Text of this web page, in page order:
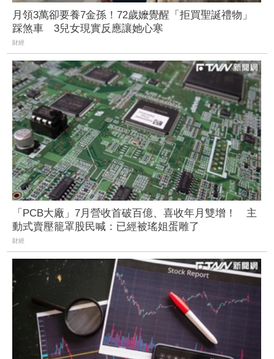
月領3萬卻要養7金孫！72歲嬤覺醒「拒買聖誕禮物」
踩煞車 3兒女現實反應讓她心寒
財經
「PCB大廠」7月營收首破百億、喜收年月雙增！ 主
動式賣壓籠罩股民喊：已經被瑤姐蛋雕了
財經